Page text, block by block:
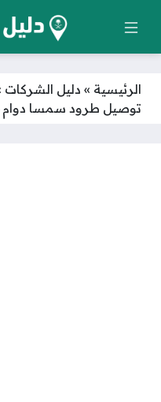
الرئيسية » دليل الشركات
توصيل طرود سمسا دوام